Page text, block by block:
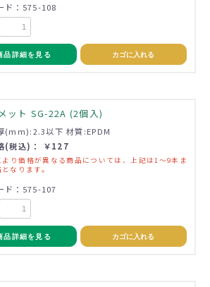
ド：575-108
品詳細を見る カゴに入れる
ット SG-22A (2個入)
(mm):2.3以下 材質:EPDM
(税込)： ￥127
り価格が異なる商品については、上記は1～9本ま
なります。
ド：575-107
品詳細を見る カゴに入れる